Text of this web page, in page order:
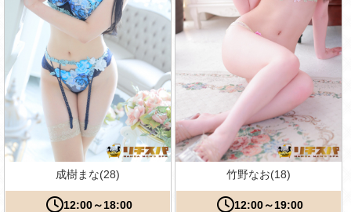
成樹まな(28)
12:00～18:00
竹野なお(18)
12:00～19:00